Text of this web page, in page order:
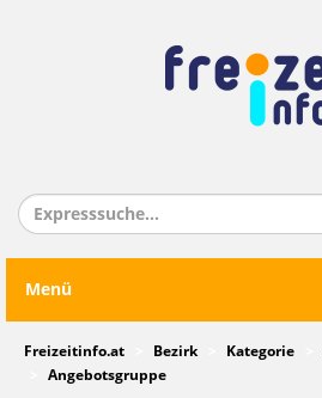
Menü
Freizeitinfo.at Bezirk Kategorie
Angebotsgruppe